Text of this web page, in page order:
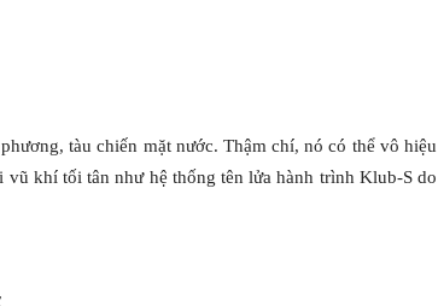
tàu chiến mặt nước. Thậm chí, nó có thể vô hiệu
khí tối tân như hệ thống tên lửa hành trình Klub-S do